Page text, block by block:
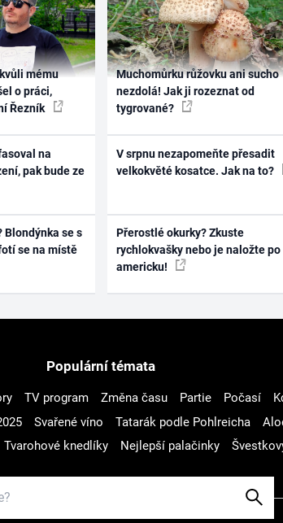
mému
o práci,
Řezník
na
pak bude ze
Blondýnka se s
se na místě
Muchomůrku růžovku ani sucho
nezdolá! Jak ji rozeznat od
tygrované?
V srpnu nezapomeňte přesadit
velkokvěté kosatce. Jak na to?
Přerostlé okurky? Zkuste
rychlokvašky nebo je naložte po
americku!
Populární témata
TV program Změna času Partie Počasí
Svařené víno Tatarák podle Pohlreicha
Tvarohové knedlíky Nejlepší palačinky